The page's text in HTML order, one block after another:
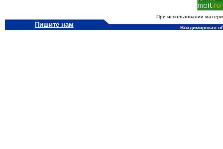
При использовании
Пишите нам Владимирская